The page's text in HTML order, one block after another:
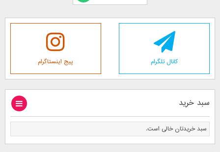
کانال تلگرام پیج اینستاگرام
سبد خرید
سبد خریدتان خالی است.